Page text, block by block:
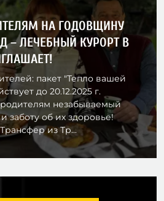
НА ГОДОВЩИНУ
– ЛЕЧЕБНЫЙ КУРОРТ В
пакет "Тепло вашей
до 20.12.2025 г.
незабываемый
заботу об их здоровье!
из Тр...